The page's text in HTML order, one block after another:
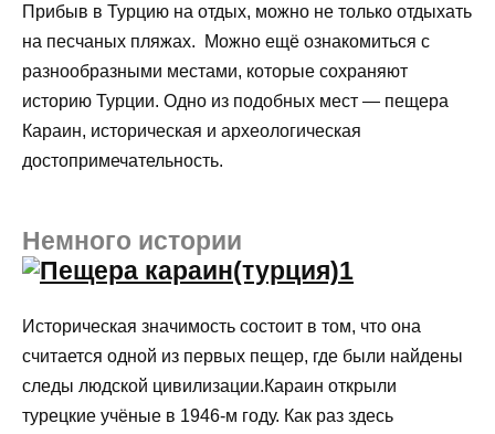
Прибыв в Турцию на отдых, можно не только отдыхать
на песчаных пляжах. Можно ещё ознакомиться с
разнообразными местами, которые сохраняют
историю Турции. Одно из подобных мест — пещера
Караин, историческая и археологическая
достопримечательность.
Немного истории
Историческая значимость состоит в том, что она
считается одной из первых пещер, где были найдены
следы людской цивилизации.Караин открыли
турецкие учёные в 1946-м году. Как раз здесь